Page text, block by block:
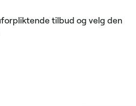
tilbud og velg den